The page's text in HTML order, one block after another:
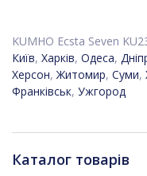
KUMHO Ecsta Seven
Київ, Харків, Одеса,
Херсон, Житомир, Суми,
Франківськ, Ужгород
Каталог товарів